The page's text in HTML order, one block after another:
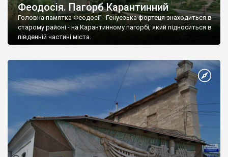
Феодосія. Пагорб Карантинний
Головна памятка Феодосії - Генуезька фортеця знаходиться в
старому районі - на Карантинному пагорбі, який підноситься в
південній частині міста.